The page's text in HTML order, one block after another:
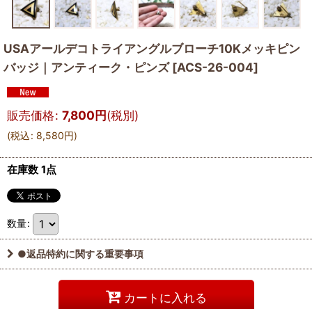
USAアールデコトライアングルブローチ10Kメッキピン
バッジ｜アンティーク・ピンズ [ACS-26-004]
販売価格: 7,800円(税別)
(税込: 8,580円)
在庫数 1点
数量:
●返品特約に関する重要事項
カートに入れる